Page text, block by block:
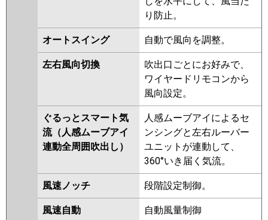
ERMP45HE4 PLZ-ERMP45H4
PLZ-ERMP45HLE3 PLZ-
ERMP45HE3 PLZ-ERMP45H3
PLZ-ERMP45H2 PLZ-
ERMP45HLE2 PLZ-ERMP45HE2
PLZ-ERMP45ELEZ
PLZ-ERMP45EEY PLZ-ERMP45EY
PLZ-ERMP45ELEY PLZ-
ERMP45EEV PLZ-ERMP45EV
PLZ-ERMP45ELEV PLZ-
ERMP45ELER PLZ-ERMP45EER
RCI-GP45RSH11 RCI-GP45RSH9
RCI-GP45RSH8 RCI-GP45RSH7
り防止。
オートスイング 自動で風向を調整。
左右風向切換
吹出口ごとにお好みで、
ワイヤードリモコンから
風向設定。
ぐるっとスマート気
流（人感ムーブアイ
連動全周囲吹出し）
人感ムーブアイによるセ
ンシングと左右ルーバー
ユニットが連動して、
360°いき届く気流。
風速ノッチ 段階設定制御。
風速自動 自動風量制御